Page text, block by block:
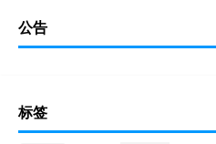
公告
标签